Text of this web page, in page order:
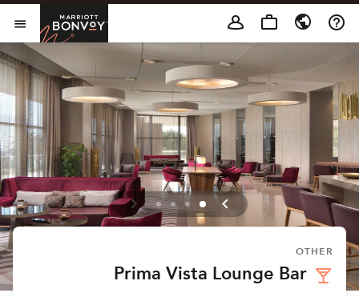
Skip to Content
OTHER
Prima Vista Lounge Bar